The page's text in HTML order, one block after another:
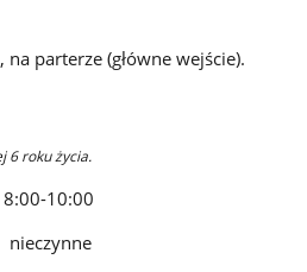
parterze (główne wejście).
6 roku życia.
10:00